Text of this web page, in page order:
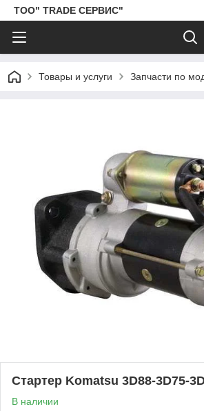
ТОО" TRADE СЕРВИС"
Товары и услуги Запчасти по
Стартер Komatsu 3D88-3D75-
В наличии